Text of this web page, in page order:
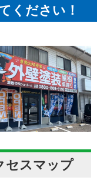
ください！
セスマップ